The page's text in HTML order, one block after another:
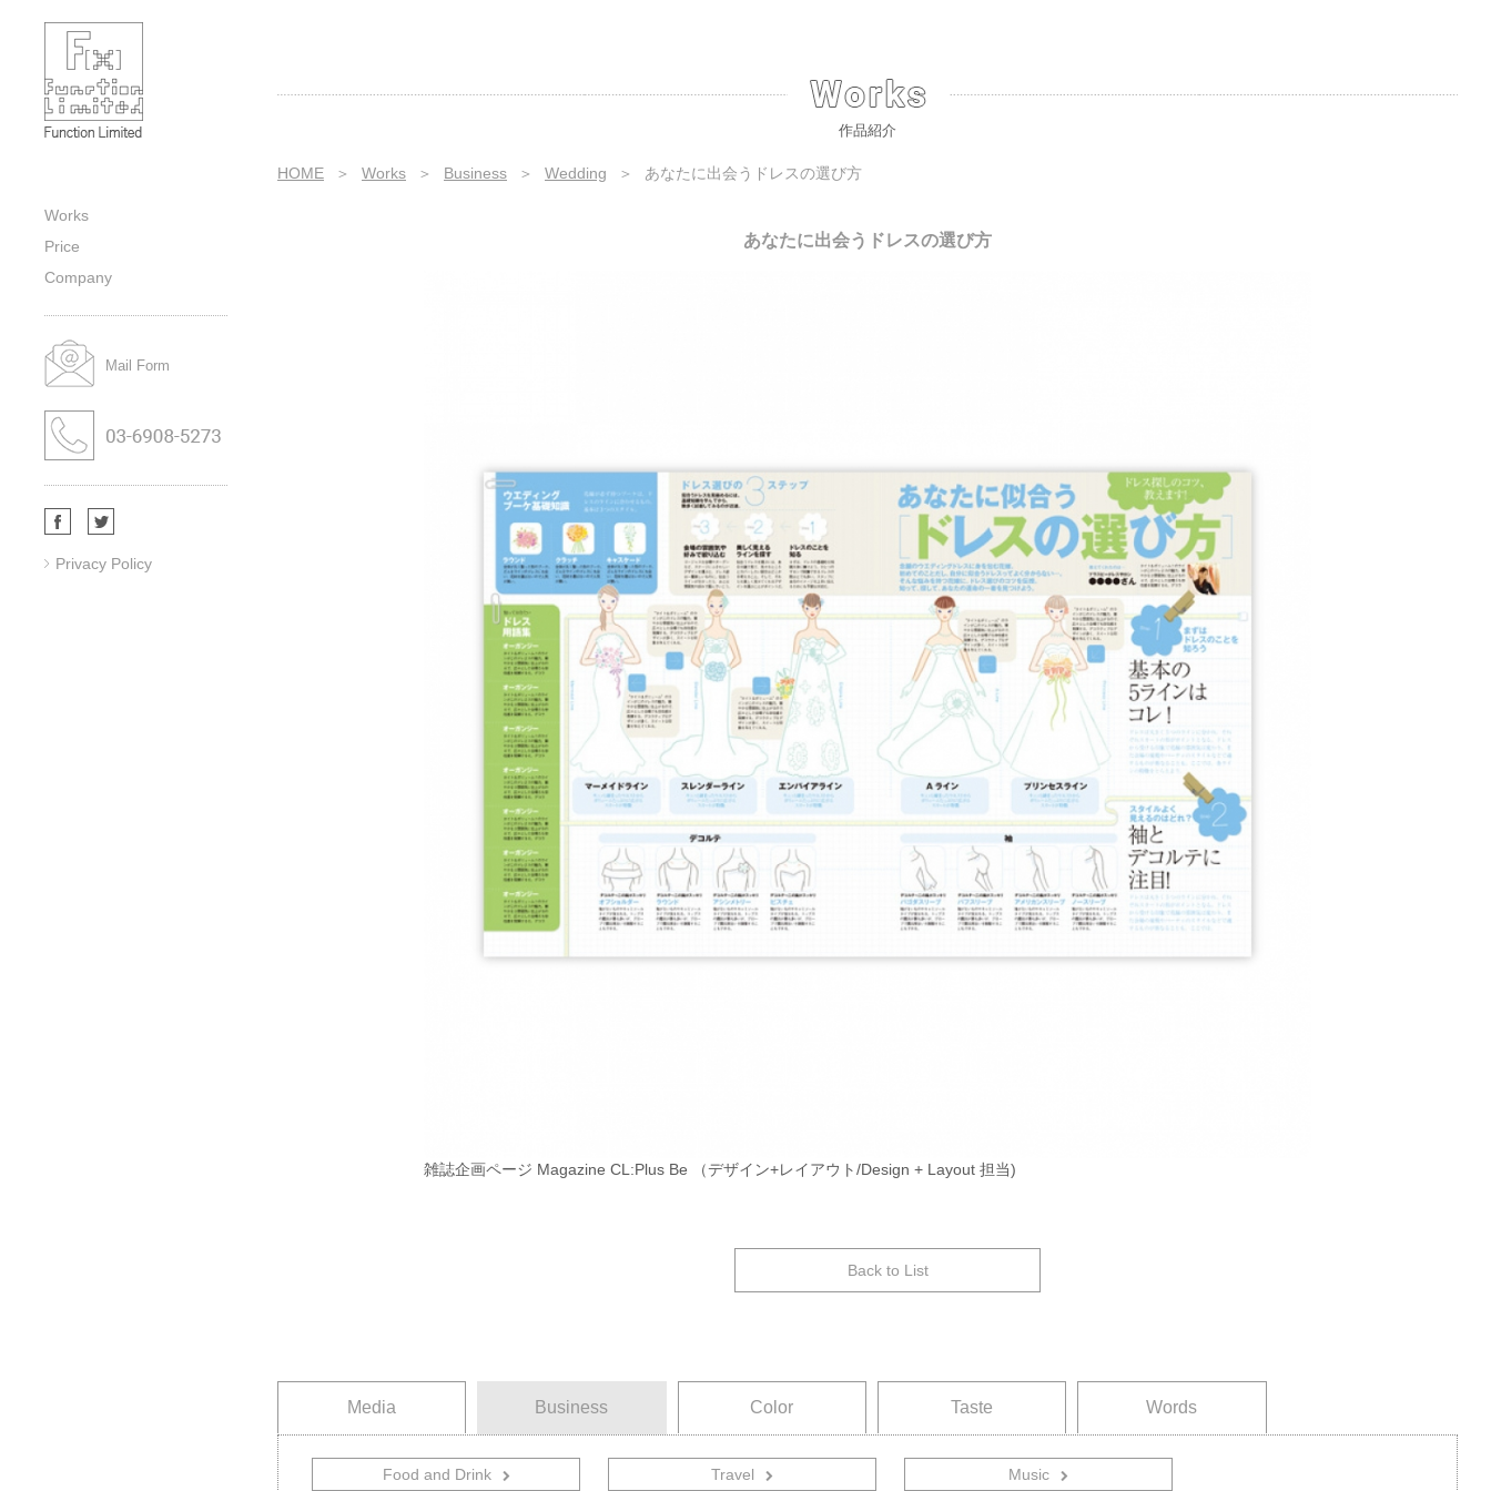
Category｜Sub-category｜Works｜
株式会社ファンクションの作品紹介
Works
Price
Company
Mail Form
Privacy Policy
作品紹介
HOME ＞ Works ＞ Business ＞ Wedding ＞ あなたに出会うドレスの選び方
あなたに出会うドレスの選び方
雑誌企画ページ Magazine CL:Plus Be （デザイン+レイアウト/Design + Layout 担当)
Back to List
Media Business Color Taste Words
Food and Drink Travel
旅行 Music
音楽関連